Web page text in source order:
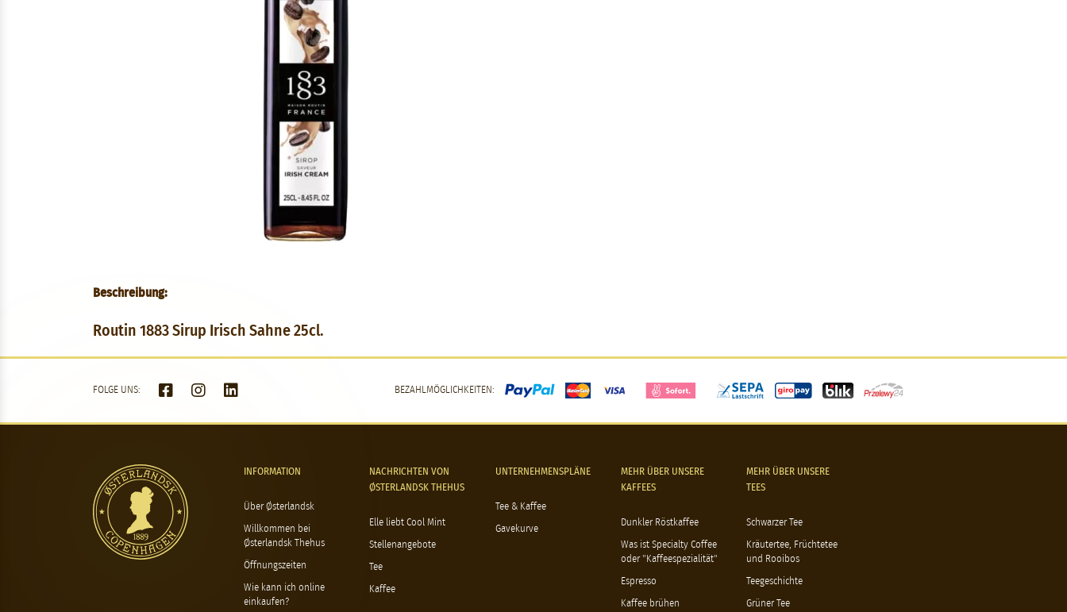
Beschreibung:
Routin 1883 Sirup Irisch Sahne 25cl.
FOLGE UNS: BEZAHLMÖGLICHKEITEN:
INFORMATION
Über Østerlandsk
Willkommen bei
Østerlandsk Thehus
Öffnungszeiten
Wie kann ich online
einkaufen?
NACHRICHTEN VON
ØSTERLANDSK THEHUS
Elle liebt Cool Mint
Stellenangebote
Tee
Kaffee
UNTERNEHMENSPLÄNE
Tee & Kaffee
Gavekurve
MEHR ÜBER UNSERE
KAFFEES
Dunkler Röstkaffee
Was ist Specialty Coffee
oder "Kaffeespezialität"
Espresso
Kaffee brühen
MEHR ÜBER UNSERE
TEES
Schwarzer Tee
Kräutertee, Früchtetee
und Rooibos
Teegeschichte
Grüner Tee